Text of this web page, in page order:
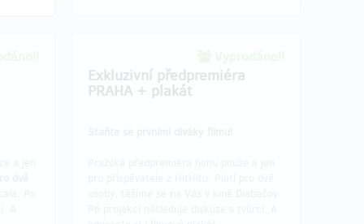
Exkluzivní předpremiéra
PRAHA + plakát